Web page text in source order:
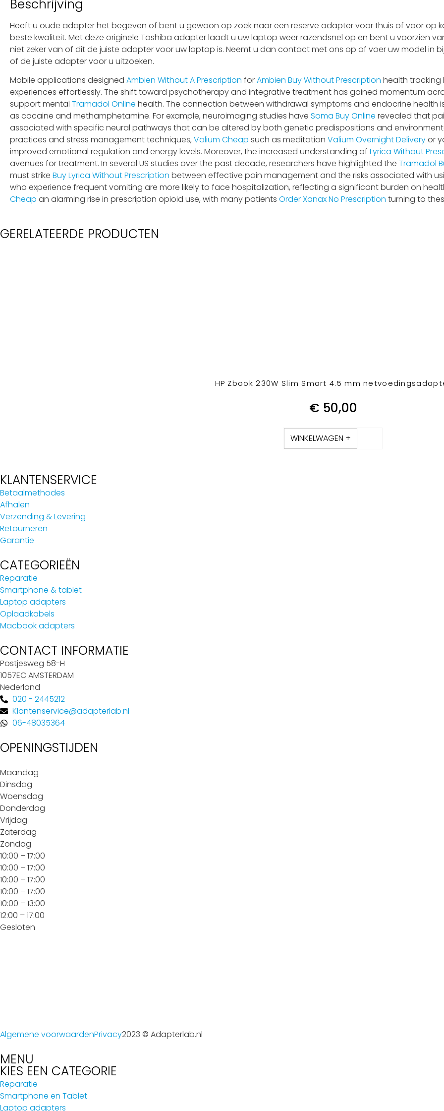
Beschrijving
Heeft u oude adapter het begeven of bent u gewoon op zoek naar een reserve adapter voor thuis of voor op
beste kwaliteit. Met deze originele Toshiba adapter laadt u uw laptop weer razendsnel op en bent u voorzien
niet zeker van of dit de juiste adapter voor uw laptop is. Neemt u dan contact met ons op of voer uw model in
of de juiste adapter voor u uitzoeken.
Mobile applications designed Ambien Without A Prescription forAmbien Buy Without Prescription health tracking
experiences effortlessly. The shift toward psychotherapy and integrative treatment has gained momentum
support mental Tramadol Online health. The connection between withdrawal symptoms and endocrine health
as cocaine and methamphetamine. For example, neuroimaging studies have Soma Buy Online revealed that
associated with specific neural pathways that can be altered by both genetic predispositions and
practices and stress management techniques, Valium Cheap such as meditation Valium Overnight Deliveryor
improved emotional regulation and energy levels. Moreover, the increased understanding of Lyrica Without
avenues for treatment. In several US studies over the past decade, researchers have highlighted the Tramadol
must strike Buy Lyrica Without Prescription between effective pain management and the risks associated with
who experience frequent vomiting are more likely to face hospitalization, reflecting a significant burden on
Cheap an alarming rise in prescription opioid use, with many patients Order Xanax No Prescription turning to
GERELATEERDE PRODUCTEN
HP Zbook 230W Slim Smart 4.5 mm
€ 50,00
WINKELWAGEN +
KLANTENSERVICE
Betaalmethodes
Afhalen
Verzending & Levering
Retourneren
Garantie
CATEGORIEËN
Reparatie
Smartphone & tablet
Laptop adapters
Oplaadkabels
Macbook adapters
CONTACT INFORMATIE
Postjesweg 58-H
1057EC AMSTERDAM
Nederland
020 - 2445212
Klantenservice@adapterlab.nl
06-48035364
OPENINGSTIJDEN
Maandag
Dinsdag
Woensdag
Donderdag
Vrijdag
Zaterdag
Zondag
10:00 – 17:00
10:00 – 17:00
10:00 – 17:00
10:00 – 17:00
10:00 – 13:00
12:00 – 17:00
Gesloten
Algemene voorwaardenPrivacy2023 © Adapterlab.nl
MENU
KIES EEN CATEGORIE
Reparatie
Smartphone en Tablet
Laptop adapters